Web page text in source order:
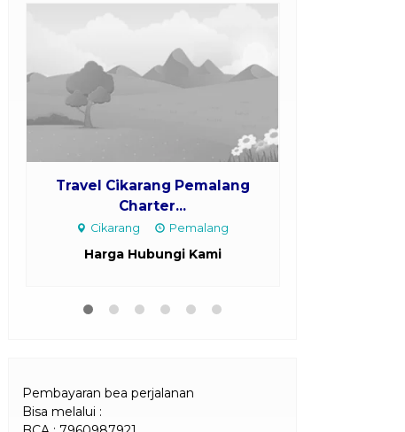
Travel Cikarang Pemalang
Charter...
Cikarang Pemalang
Harga Hubungi Kami
Pembayaran bea perjalanan
Bisa melalui :